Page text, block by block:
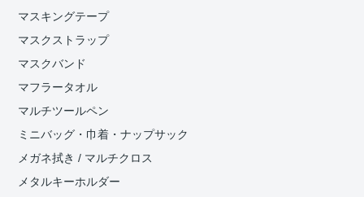
マスキングテープ
マスクストラップ
マスクバンド
マフラータオル
マルチツールペン
ミニバッグ・巾着・ナップサック
メガネ拭き / マルチクロス
メタルキーホルダー